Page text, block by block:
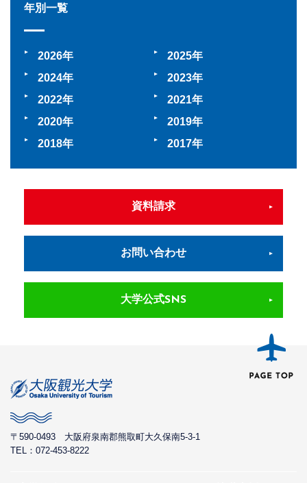
年別一覧
2026
2025
2024
2023
2022
2021
2020
2019
2018
2017
資料請求
お問い合わせ
大学公式SNS
〒590-0493 大阪府泉南郡熊取町大久保南5-3-1
TEL：072-453-8222